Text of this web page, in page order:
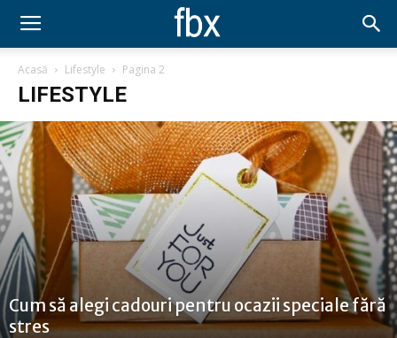
Acasă Lifestyle Pagina 2
LIFESTYLE
Cum să alegi cadouri pentru ocazii speciale fără
stres